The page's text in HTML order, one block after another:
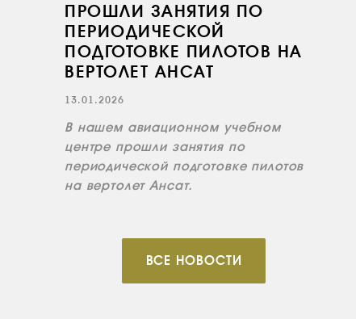
ПРОШЛИ ЗАНЯТИЯ ПО
ПЕРИОДИЧЕСКОЙ
ПОДГОТОВКЕ ПИЛОТОВ НА
ВЕРТОЛЕТ АНСАТ
13.01.2026
В нашем авиационном учебном
центре прошли занятия по
периодической подготовке пилотов
на вертолет Ансат.
ВСЕ НОВОСТИ